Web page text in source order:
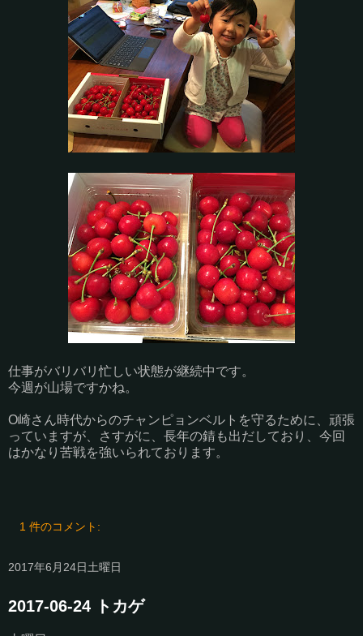
仕事がバリバリ忙しい状態が継続中です。
今週が山場ですかね。
O崎さん時代からのチャンピョンベルトを守るために、頑張
っていますが、さすがに、長年の錆も出だしており、今回
はかなり苦戦を強いられております。
1 件のコメント:
2017年6月24日土曜日
2017-06-24 トカゲ